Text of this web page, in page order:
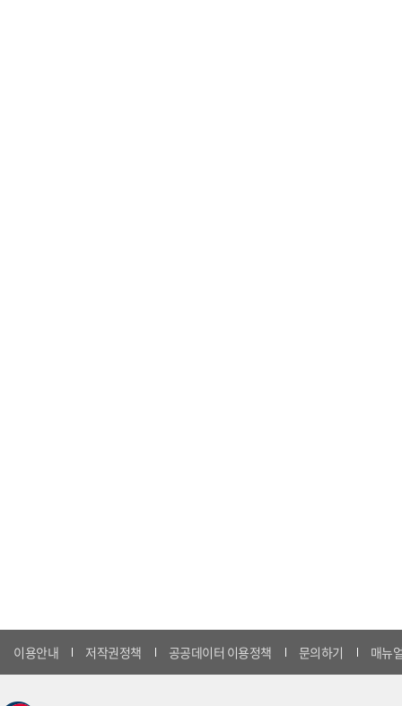
이용안내 저작권정책 공공데이터 이용정책 문의하기 매뉴